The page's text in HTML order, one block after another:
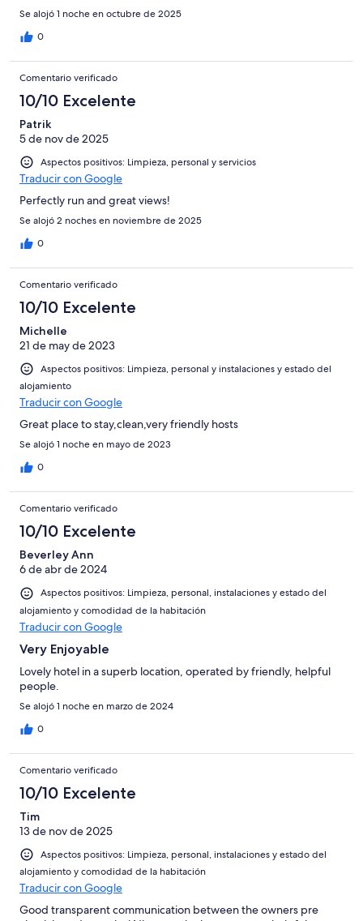
Se alojó 1 noche en octubre de 2025
0
Comentario verificado
10/10 Excelente
Patrik
5 de nov de 2025
Aspectos positivos: Limpieza, personal y servicios
Traducir con Google
Perfectly run and great views!
Se alojó 2 noches en noviembre de 2025
0
Comentario verificado
10/10 Excelente
Michelle
21 de may de 2023
Aspectos positivos: Limpieza, personal y instalaciones y estado del
alojamiento
Traducir con Google
Great place to stay,clean,very friendly hosts
Se alojó 1 noche en mayo de 2023
0
Comentario verificado
10/10 Excelente
Beverley Ann
6 de abr de 2024
Aspectos positivos: Limpieza, personal, instalaciones y estado del
alojamiento y comodidad de la habitación
Traducir con Google
Very Enjoyable
Lovely hotel in a superb location, operated by friendly, helpful
people.
Se alojó 1 noche en marzo de 2024
0
Comentario verificado
10/10 Excelente
Tim
13 de nov de 2025
Aspectos positivos: Limpieza, personal, instalaciones y estado del
alojamiento y comodidad de la habitación
Traducir con Google
Good transparent communication between the owners pre